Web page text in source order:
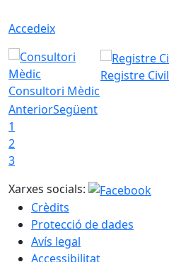
Accedeix
Consultori Mèdic
Registre Civil
AnteriorSegüent
1
2
3
Xarxes socials:
Crèdits
Protecció de dades
Avís legal
Accessibilitat